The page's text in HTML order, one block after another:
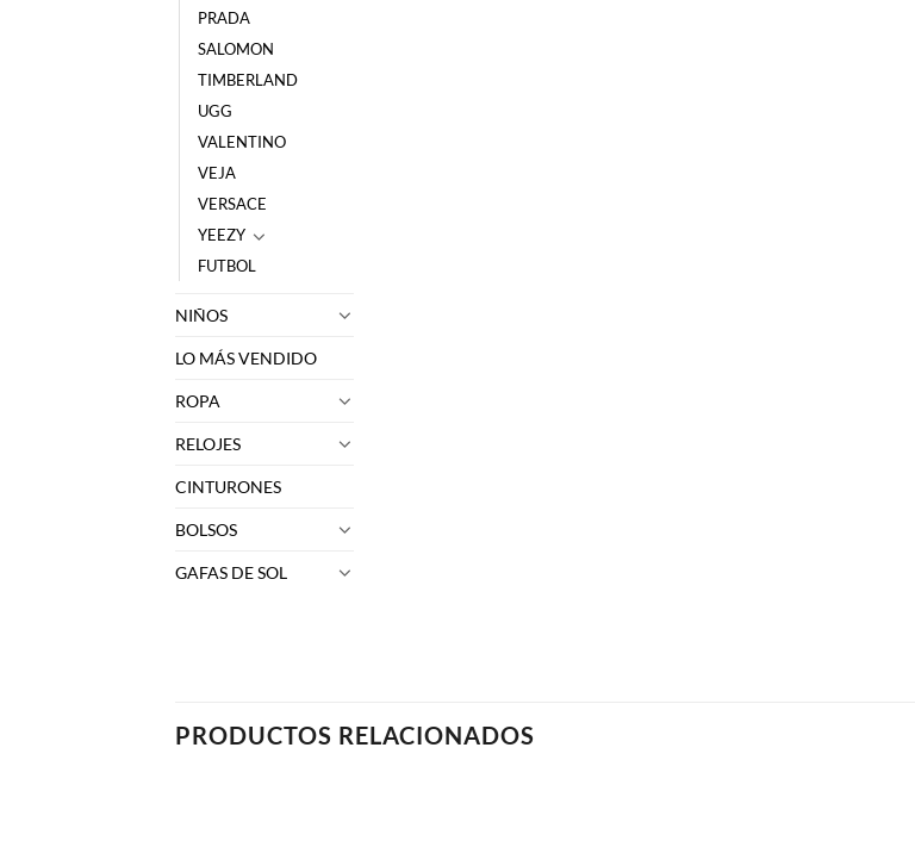
PRADA
SALOMON
TIMBERLAND
UGG
VALENTINO
VEJA
VERSACE
YEEZY
FUTBOL
NIÑOS
LO MÁS VENDIDO
ROPA
RELOJES
CINTURONES
BOLSOS
GAFAS DE SOL
PRODUCTOS RELACIONADOS